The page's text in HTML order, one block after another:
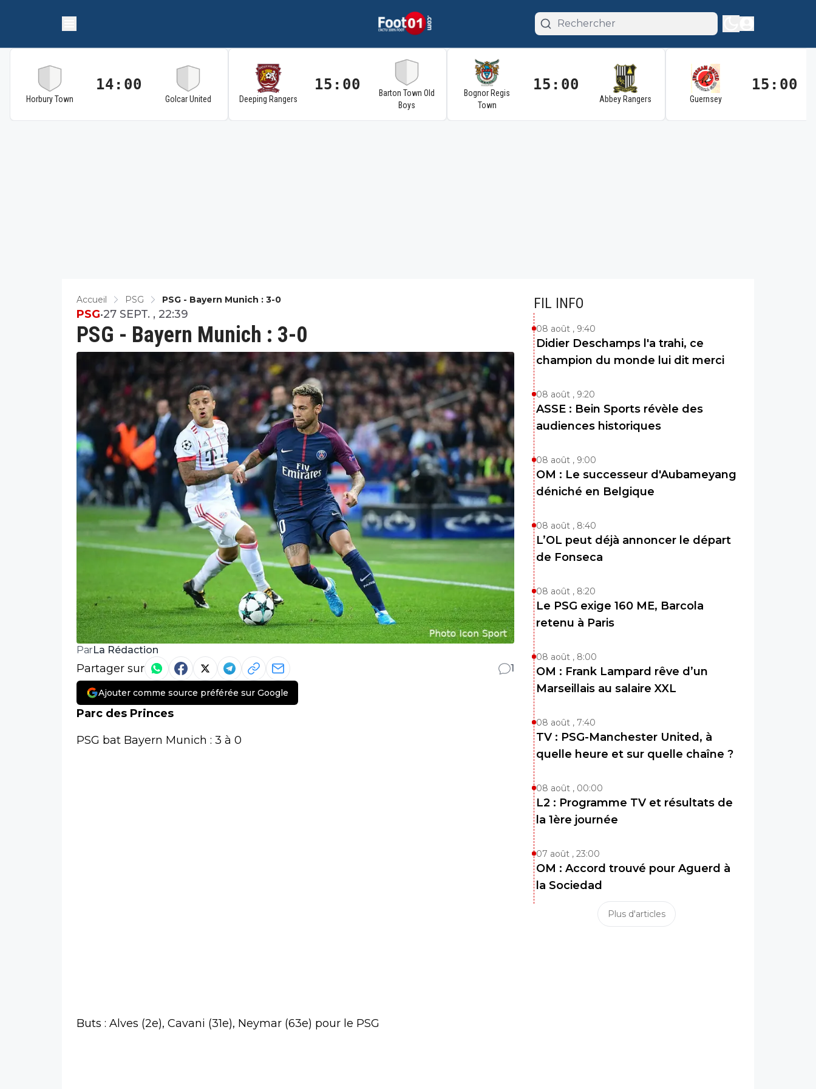
Horbury Town
14:00
Golcar United Deeping Rangers
15:00
Barton Town Old
Boys
Bognor Regis
Town
15:00
Abbey Rangers Guernsey
15:00
Accueil PSG PSG - Bayern Munich : 3-0
PSG - Bayern Munich : 3-0
PSG•27 SEPT. , 22:39
ParLa Rédaction
Partager sur 1
Ajouter comme source préférée sur Google
Parc des Princes
PSG bat Bayern Munich : 3 à 0
Buts : Alves (2e), Cavani (31e), Neymar (63e) pour le PSG
FIL INFO
08 août , 9:40
Didier Deschamps l'a trahi, ce
champion du monde lui dit merci
08 août , 9:20
ASSE : Bein Sports révèle des
audiences historiques
08 août , 9:00
OM : Le successeur d'Aubameyang
déniché en Belgique
08 août , 8:40
L’OL peut déjà annoncer le départ
de Fonseca
08 août , 8:20
Le PSG exige 160 ME, Barcola
retenu à Paris
08 août , 8:00
OM : Frank Lampard rêve d’un
Marseillais au salaire XXL
08 août , 7:40
TV : PSG-Manchester United, à
quelle heure et sur quelle chaîne ?
08 août , 00:00
L2 : Programme TV et résultats de
la 1ère journée
07 août , 23:00
OM : Accord trouvé pour Aguerd à
la Sociedad
Plus d'articles